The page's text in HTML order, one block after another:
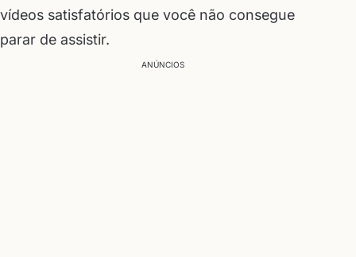
vídeos satisfatórios que você não consegue
parar de assistir.
ANÚNCIOS